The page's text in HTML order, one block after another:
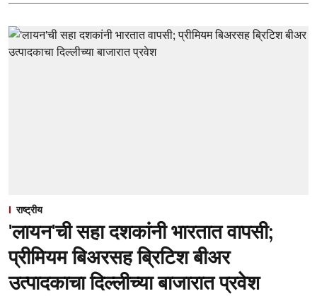
राष्ट्रीय
'लायन'ची सहा दशकांनी भारतात वापसी;
प्रीमियम बिअरसह ब्रिटिश बीअर
उत्पादकाचा दिल्लीच्या बाजारात प्रवेश